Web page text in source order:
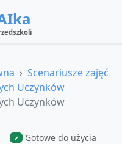
Scenariusze zajęć
Uczynków
Uczynków
✓ Gotowe do użycia